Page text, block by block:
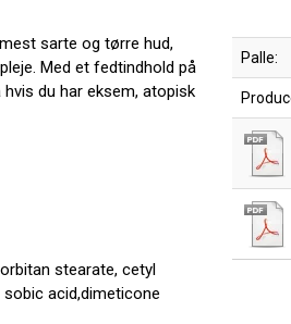
sarte og tørre hud,
Med et fedtindhold på
du har eksem, atopisk
stearate, cetyl
acid,dimeticone
Palle: